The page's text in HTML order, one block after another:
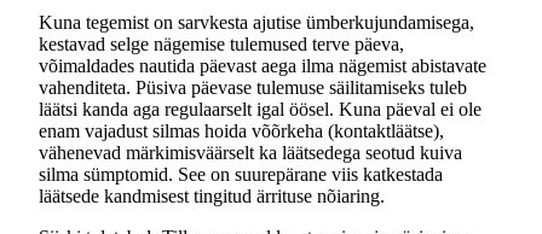
Kuna tegemist on sarvkesta ajutise ümberkujundamisega,
kestavad selge nägemise tulemused terve päeva,
võimaldades nautida päevast aega ilma nägemist abistavate
vahenditeta. Püsiva päevase tulemuse säilitamiseks tuleb
läätsi kanda aga regulaarselt igal öösel. Kuna päeval ei ole
enam vajadust silmas hoida võõrkeha (kontaktläätse),
vähenevad märkimisväärselt ka läätsedega seotud kuiva
silma sümptomid. See on suurepärane viis katkestada
läätsede kandmisest tingitud ärrituse nõiaring.